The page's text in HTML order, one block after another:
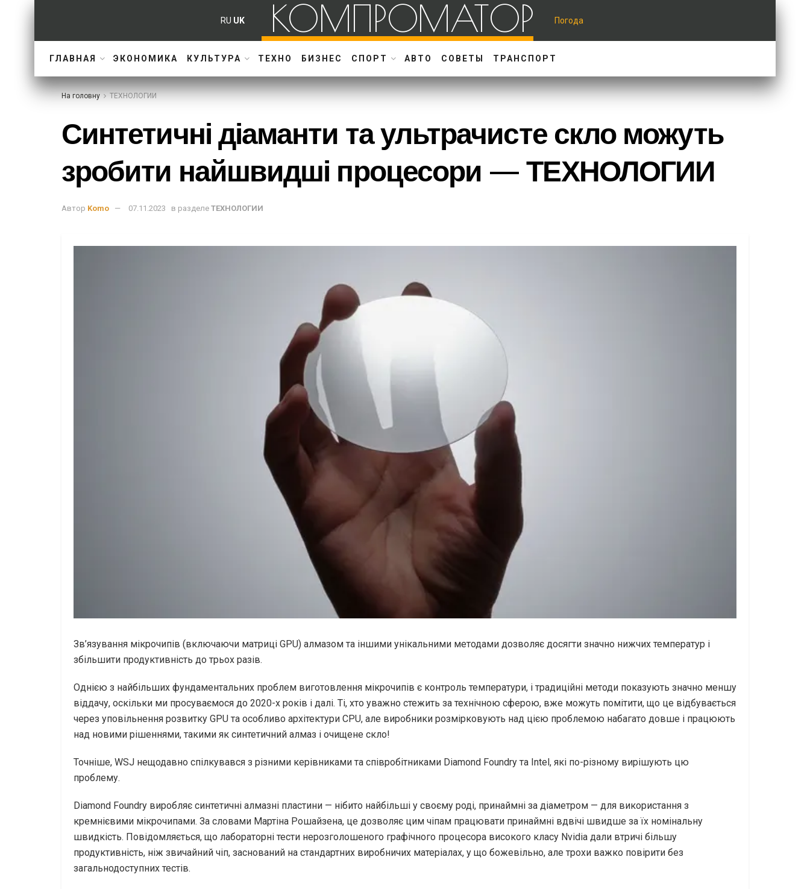
RU UK КОМПРОМАТОР Погода
ГЛАВНАЯ ЭКОНОМИКА КУЛЬТУРА ТЕХНО БИЗНЕС СПОРТ АВТО СОВЕТЫ ТРАНСПОРТ
На головну ТЕХНОЛОГИИ
Синтетичні діаманти та ультрачисте скло можуть
зробити найшвидші процесори — ТЕХНОЛОГИИ
Автор Komo 07.11.2023 в разделе ТЕХНОЛОГИИ
Зв’язування мікрочипів (включаючи матриці GPU) алмазом та іншими унікальними методами дозволяє досягти значно нижчих температур і
збільшити продуктивність до трьох разів.
Однією з найбільших фундаментальних проблем виготовлення мікрочипів є контроль температури, і традиційні методи показують значно меншу
віддачу, оскільки ми просуваємося до 2020-х років і далі. Ті, хто уважно стежить за технічною сферою, вже можуть помітити, що це відбувається
через уповільнення розвитку GPU та особливо архітектури CPU, але виробники розмірковують над цією проблемою набагато довше і працюють
над новими рішеннями, такими як синтетичний алмаз і очищене скло!
Точніше, WSJ нещодавно спілкувався з різними керівниками та співробітниками Diamond Foundry та Intel, які по-різному вирішують цю
проблему.
Diamond Foundry виробляє синтетичні алмазні пластини — нібито найбільші у своєму роді, принаймні за діаметром — для використання з
кремнієвими мікрочипами. За словами Мартіна Рошайзена, це дозволяє цим чіпам працювати принаймні вдвічі швидше за їх номінальну
швидкість. Повідомляється, що лабораторні тести нерозголошеного графічного процесора високого класу Nvidia дали втричі більшу
продуктивність, ніж звичайний чіп, заснований на стандартних виробничих матеріалах, у що божевільно, але трохи важко повірити без
загальнодоступних тестів.